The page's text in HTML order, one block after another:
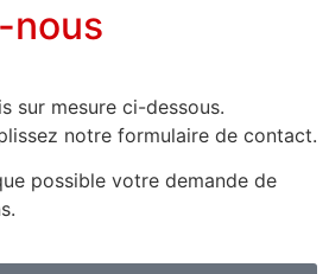
nous
sur mesure ci-dessous.
notre formulaire de contact.
possible votre demande de